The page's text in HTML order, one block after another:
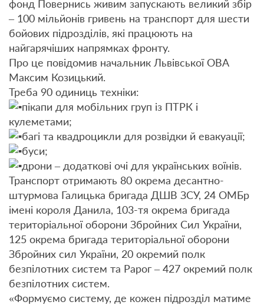
фонд Повернись живим запускають великий збір
– 100 мільйонів гривень на транспорт для шести
бойових підрозділів, які працюють на
найгарячіших напрямках фронту.
Про це повідомив начальник Львівської ОВА
Максим Козицький.
Треба 90 одиниць техніки:
пікапи для мобільних груп із ПТРК і
кулеметами;
багі та квадроцикли для розвідки й евакуації;
буси;
дрони – додаткові очі для українських воїнів.
Транспорт отримають 80 окрема десантно-
штурмова Галицька бригада ДШВ ЗСУ, 24 ОМБр
імені короля Данила, 103-тя окрема бригада
територіальної оборони Збройних Сил України,
125 окрема бригада територіальної оборони
Збройних сил України, 20 окремий полк
безпілотних систем та Рарог – 427 окремий полк
безпілотних систем.
«Формуємо систему, де кожен підрозділ матиме